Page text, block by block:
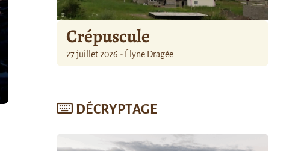
Crépuscule
27 juillet 2026 - Élyne Dragée
DÉCRYPTAGE